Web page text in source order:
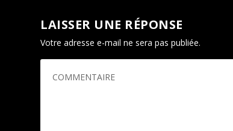
LAISSER UNE RÉPONSE
Votre adresse e-mail ne sera pas publiée.